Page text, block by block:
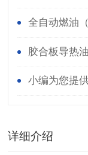
全自动燃油
胶合板导热
小编为您提
详细介绍